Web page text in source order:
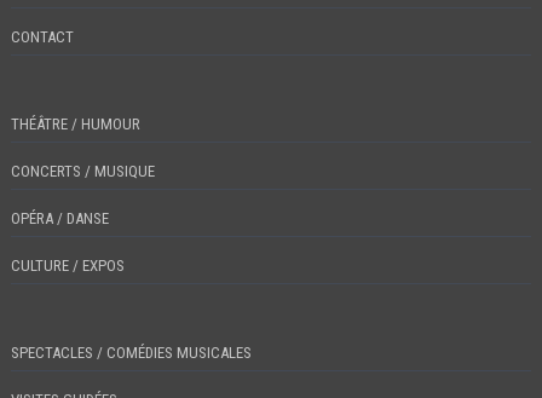
CONTACT
THÉÂTRE / HUMOUR
CONCERTS / MUSIQUE
OPÉRA / DANSE
CULTURE / EXPOS
SPECTACLES / COMÉDIES MUSICALES